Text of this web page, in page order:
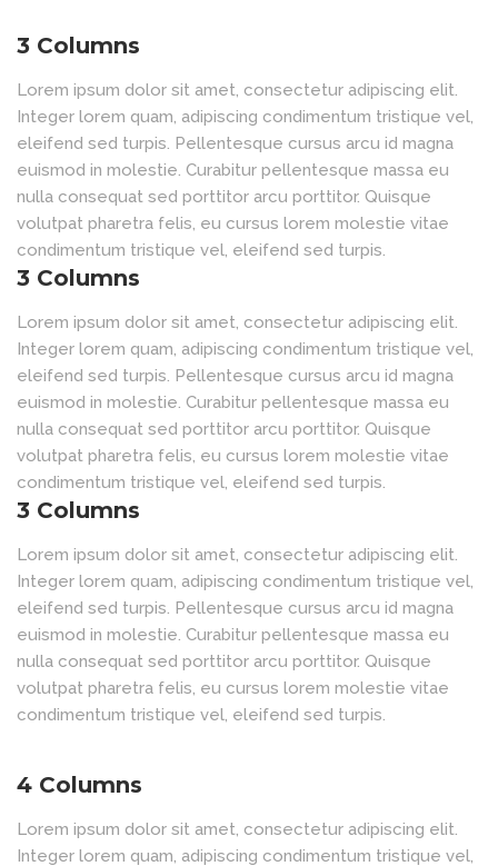
3 Columns
Lorem ipsum dolor sit amet, consectetur adipiscing elit.
Integer lorem quam, adipiscing condimentum tristique vel,
eleifend sed turpis. Pellentesque cursus arcu id magna
euismod in molestie. Curabitur pellentesque massa eu
nulla consequat sed porttitor arcu porttitor. Quisque
volutpat pharetra felis, eu cursus lorem molestie vitae
condimentum tristique vel, eleifend sed turpis.
3 Columns
Lorem ipsum dolor sit amet, consectetur adipiscing elit.
Integer lorem quam, adipiscing condimentum tristique vel,
eleifend sed turpis. Pellentesque cursus arcu id magna
euismod in molestie. Curabitur pellentesque massa eu
nulla consequat sed porttitor arcu porttitor. Quisque
volutpat pharetra felis, eu cursus lorem molestie vitae
condimentum tristique vel, eleifend sed turpis.
3 Columns
Lorem ipsum dolor sit amet, consectetur adipiscing elit.
Integer lorem quam, adipiscing condimentum tristique vel,
eleifend sed turpis. Pellentesque cursus arcu id magna
euismod in molestie. Curabitur pellentesque massa eu
nulla consequat sed porttitor arcu porttitor. Quisque
volutpat pharetra felis, eu cursus lorem molestie vitae
condimentum tristique vel, eleifend sed turpis.
4 Columns
Lorem ipsum dolor sit amet, consectetur adipiscing elit.
Integer lorem quam, adipiscing condimentum tristique vel,